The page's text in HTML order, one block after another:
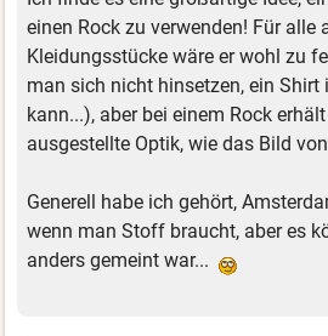
einen Rock zu verwenden! Für alle
Kleidungsstücke wäre er wohl zu
man sich nicht hinsetzen, ein Shirt
kann...), aber bei einem Rock
ausgestellte Optik, wie das Bild
Generell habe ich gehört,
wenn man Stoff braucht, aber es
anders gemeint war...